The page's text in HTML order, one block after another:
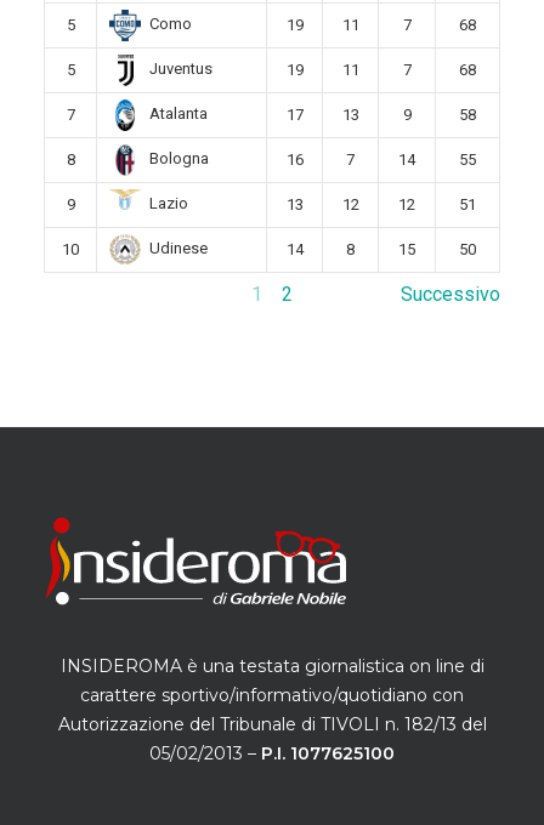
5 Como 19 11 7 68
5 Juventus 19 11 7 68
7 Atalanta 17 13 9 58
8 Bologna 16 7 14 55
9 Lazio 13 12 12 51
10 Udinese 14 8 15 50
1 2 Successivo
INSIDEROMA è una testata giornalistica on line di
carattere sportivo/informativo/quotidiano con
Autorizzazione del Tribunale di TIVOLI n. 182/13 del
05/02/2013 – P.I. 1077625100